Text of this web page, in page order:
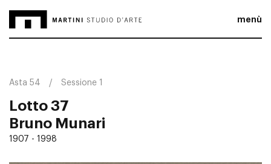
menù
Asta 54 Sessione 1
Lotto 37
Bruno Munari
1907 - 1998